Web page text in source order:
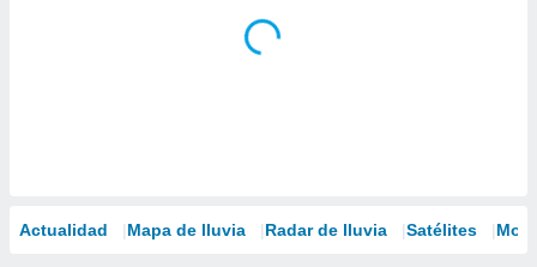
Actualidad Mapa de lluvia Radar de lluvia Satélites